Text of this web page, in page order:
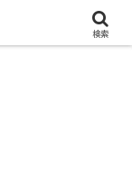
検索